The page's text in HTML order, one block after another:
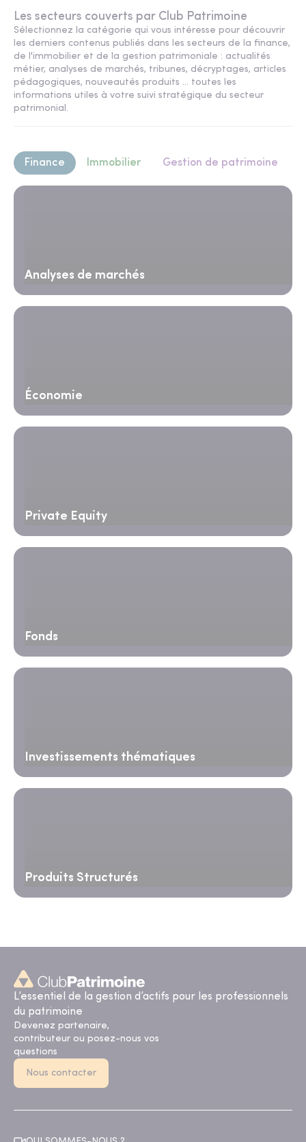
Les secteurs couverts par Club Patrimoine
Sélectionnez la catégorie qui vous intéresse pour découvrir
les derniers contenus publiés dans les secteurs de la finance,
de l'immobilier et de la gestion patrimoniale : actualités
métier, analyses de marchés, tribunes, décryptages, articles
pédagogiques, nouveautés produits ... toutes les
informations utiles à votre suivi stratégique du secteur
patrimonial.
Finance Immobilier Gestion de patrimoine
Analyses de marchés
Économie
Private Equity
Fonds
Investissements thématiques
Produits Structurés
L’essentiel de la gestion d’actifs pour les professionnels
du patrimoine
Devenez partenaire,
contributeur ou posez-nous vos
questions
Nous contacter